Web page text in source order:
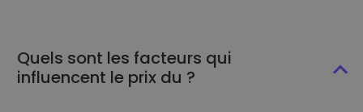
Quels sont les facteurs qui
influencent le prix du ?